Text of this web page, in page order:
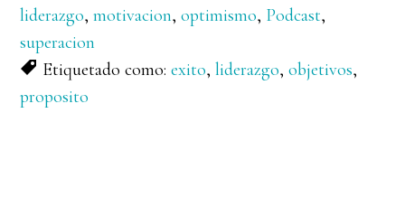
liderazgo,motivacion,optimismo, Podcast,
superacion
Etiquetado como:exito,liderazgo,objetivos,
proposito